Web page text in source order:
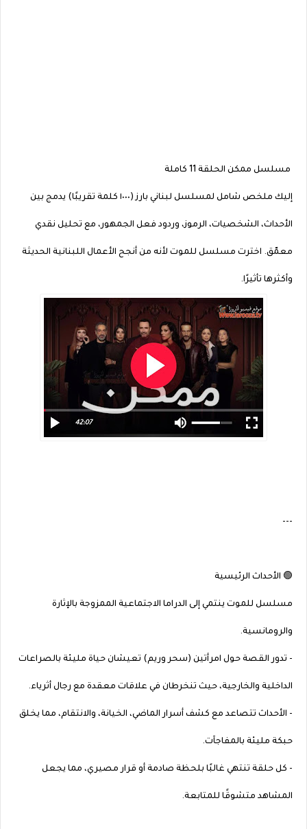
مسلسل ممكن الحلقة 11 كاملة
إليك ملخص شامل لمسلسل لبناني بارز (١٠٠٠ كلمة تقريبًا) يدمج بين
الأحداث، الشخصيات، الرموز، وردود فعل الجمهور، مع تحليل نقدي
معمّق. اخترت مسلسل للموت لأنه من أنجح الأعمال اللبنانية الحديثة
وأكثرها تأثيرًا.
---
🟢 الأحداث الرئيسية
مسلسل للموت ينتمي إلى الدراما الاجتماعية الممزوجة بالإثارة
والرومانسية.
- تدور القصة حول امرأتين (سحر وريم) تعيشان حياة مليئة بالصراعات
الداخلية والخارجية، حيث تنخرطان في علاقات معقدة مع رجال أثرياء.
- الأحداث تتصاعد مع كشف أسرار الماضي، الخيانة، والانتقام، مما يخلق
حبكة مليئة بالمفاجآت.
- كل حلقة تنتهي غالبًا بلحظة صادمة أو قرار مصيري، مما يجعل
المشاهد متشوقًا للمتابعة.